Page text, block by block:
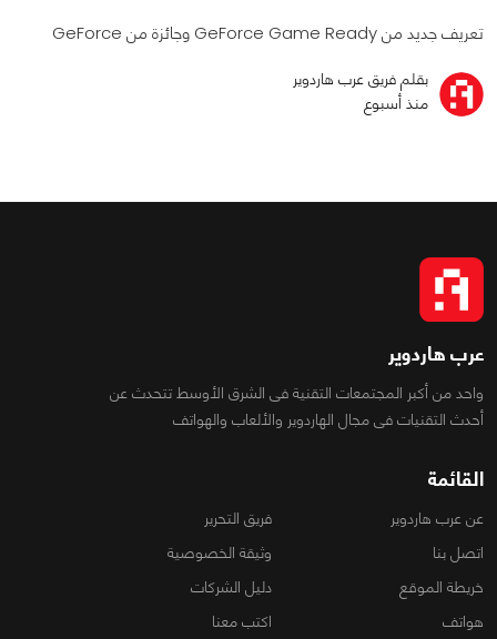
تعريف جديد من GeForce Game Ready وجائزة من GeForce
بقلم فريق عرب هاردوير
منذ أسبوع
عرب هاردوير
واحد من أكبر المجتمعات التقنية فى الشرق الأوسط تتحدث عن
أحدث التقنيات فى مجال الهاردوير والألعاب والهواتف
القائمة
عن عرب هاردوير
فريق التحرير
اتصل بنا
وثيقة الخصوصية
خريطة الموقع
دليل الشركات
هواتف
اكتب معنا